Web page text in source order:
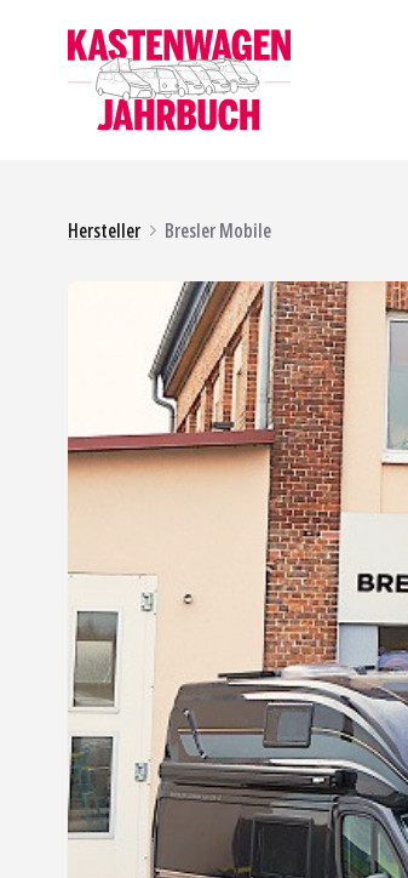
Hersteller Bresler Mobile